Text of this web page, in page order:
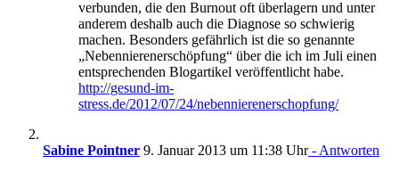
verbunden, die den Burnout oft überlagern und unter
anderem deshalb auch die Diagnose so schwierig
machen. Besonders gefährlich ist die so genannte
„Nebennierenerschöpfung“ über die ich im Juli einen
entsprechenden Blogartikel veröffentlicht habe.
http://gesund-im-
stress.de/2012/07/24/nebennierenerschopfung/
Sabine Pointner 9. Januar 2013 um 11:38 Uhr- Antworten